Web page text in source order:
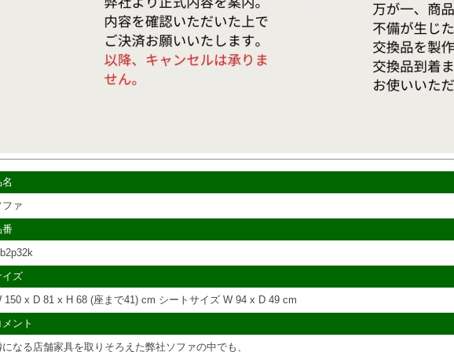
ファ
番
イズ
150 x D 81 x H 68 (座まで41) cm シートサイズ W 94 x D 49 cm
ント
になる店舗家具を取りそろえた弊社ソファの中でも、